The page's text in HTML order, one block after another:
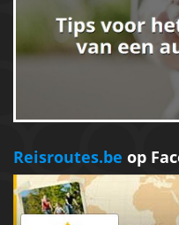
Reisroutes.be op